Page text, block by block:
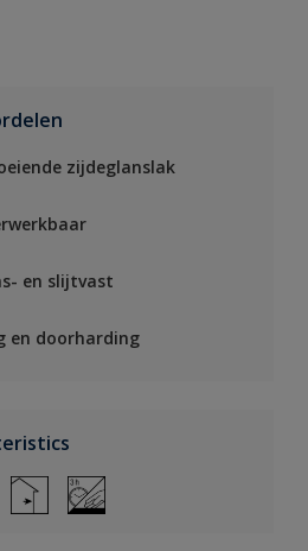
zijdeglanslak
en slijtvast
en doorharding